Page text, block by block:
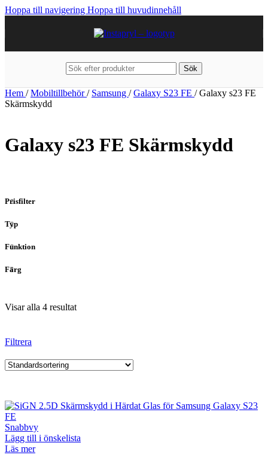
Hoppa till navigering Hoppa till huvudinnehåll
Sök
Hem / Mobiltillbehör/ Samsung / Galaxy S23 FE / Galaxy s23 FE
Skärmskydd
Galaxy s23 FE Skärmskydd
Prisfilter
Typ
Funktion
Färg
Visar alla 4 resultat
Filtrera
Snabbvy
Lägg till i önskelista
Läs mer